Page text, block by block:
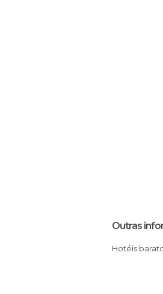
Outras
Hotéis